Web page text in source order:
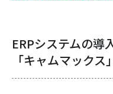
ERPシステムの導
「キャムマックス」